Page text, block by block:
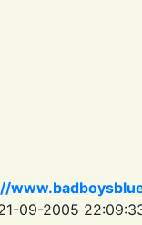
09-2005